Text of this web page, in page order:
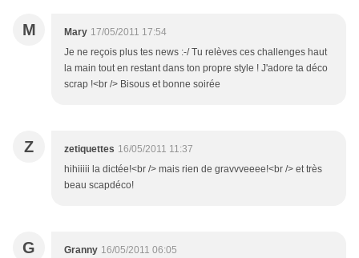
M Mary 17/05/2011 17:54
Je ne reçois plus tes news :-/ Tu relèves ces challenges haut
la main tout en restant dans ton propre style ! J'adore ta déco
scrap !<br /> Bisous et bonne soirée
Z zetiquettes 16/05/2011 11:37
hihiiiii la dictée!<br /> mais rien de gravvveeee!<br /> et très
beau scapdéco!
G Granny 16/05/2011 06:05